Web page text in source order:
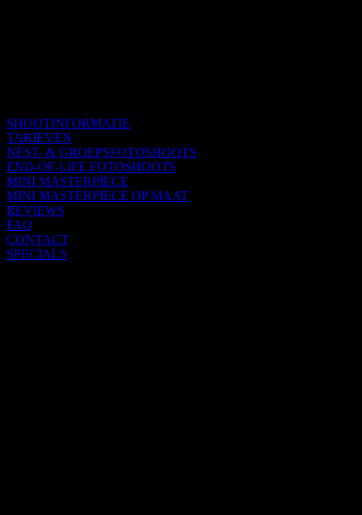
SHOOTINFORMATIE
TARIEVEN
NEST- & GROEPSFOTOSHOOTS
END-OF-LIFE FOTOSHOOTS
MINI MASTERPIECE
MINI MASTERPIECE OP MAAT
REVIEWS
FAQ
CONTACT
SPECIALS